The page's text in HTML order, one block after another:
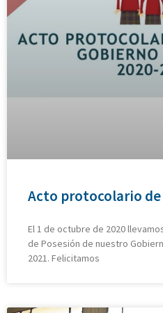
Acto protocolario de
El 1 de octubre de 2020
de Posesión de nuestro
2021. Felicitamos